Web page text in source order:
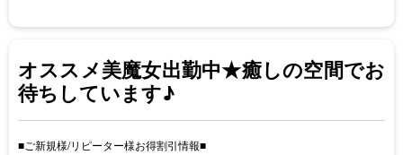
オススメ美魔女出勤中★癒しの空間でお
待ちしています♪
■ご新規様/リピーター様お得割引情報■